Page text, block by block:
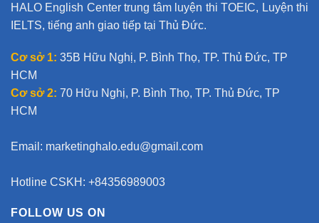
i
v
:
HALO English Center trung tâm luyện thi TOEIC, Luyện thi
IELTS, tiếng anh giao tiếp tại Thủ Đức.
Cơ sở 1: 35B Hữu Nghị, P. Bình Thọ, TP. Thủ Đức, TP
HCM
Cơ sở 2: 70 Hữu Nghị, P. Bình Thọ, TP. Thủ Đức, TP
HCM
Email: marketinghalo.edu@gmail.com
Hotline CSKH: +84356989003
FOLLOW US ON